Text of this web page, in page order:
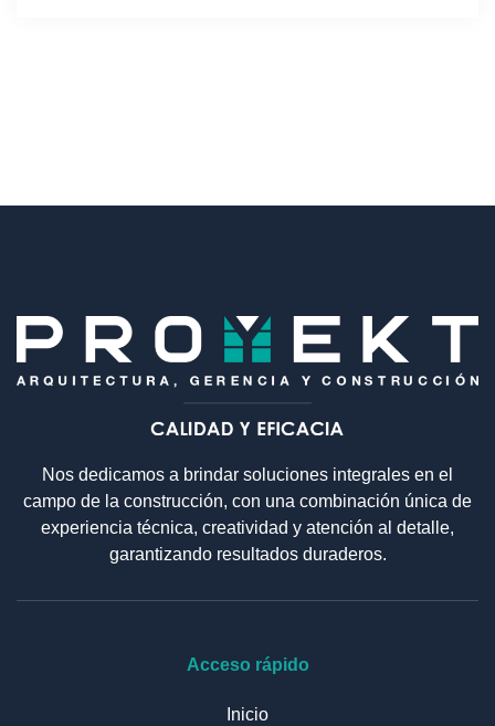
Nos dedicamos a brindar soluciones integrales en el
campo de la construcción, con una combinación única de
experiencia técnica, creatividad y atención al detalle,
garantizando resultados duraderos.
Acceso rápido
Inicio